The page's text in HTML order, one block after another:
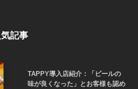
記事
TAPPY導入店紹介：「ビールの
味が良くなった」とお客様も認め